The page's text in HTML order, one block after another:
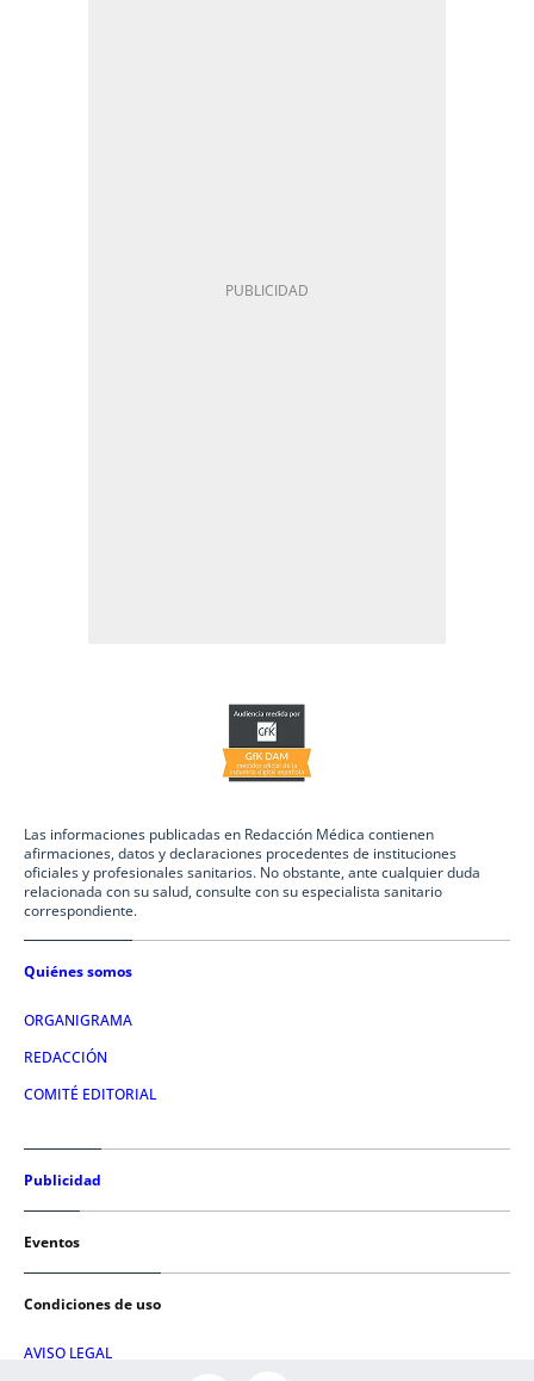
Las informaciones publicadas en Redacción Médica contienen
afirmaciones, datos y declaraciones procedentes de instituciones
oficiales y profesionales sanitarios. No obstante, ante cualquier duda
relacionada con su salud, consulte con su especialista sanitario
correspondiente.
Quiénes somos
ORGANIGRAMA
REDACCIÓN
COMITÉ EDITORIAL
Publicidad
Eventos
Condiciones de uso
AVISO LEGAL